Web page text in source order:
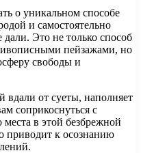
о уникальном способе
и самостоятельно
дали. Это не только способ
пейзажами, но
свободы и
от суеты, наполняет
соприкоснуться с
в этой безбрежной
приводит к осознанию